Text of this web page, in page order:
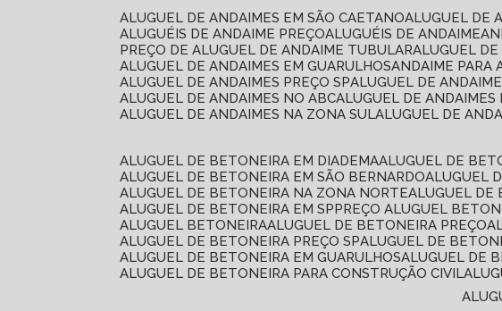
ALUGUEL DE ANDAIMES EM SÃO CAETANO ALUGUEL
ALUGUÉIS DE ANDAIME PREÇO ALUGUÉIS DE ANDAIME
PREÇO DE ALUGUEL DE ANDAIME TUBULAR ALUGUEL
ALUGUEL DE ANDAIMES EM GUARULHOS ANDAIME PARA
ALUGUEL DE ANDAIMES PREÇO SP ALUGUEL DE
ALUGUEL DE ANDAIMES NO ABC ALUGUEL DE
ALUGUEL DE ANDAIMES NA ZONA SUL ALUGUEL DE
ALUGUEL DE BETONEIRA EM DIADEMA ALUGUEL DE
ALUGUEL DE BETONEIRA EM SÃO BERNARDO ALUGUEL
ALUGUEL DE BETONEIRA NA ZONA NORTE ALUGUEL
ALUGUEL DE BETONEIRA EM SP
PREÇO ALUGUEL
ALUGUEL BETONEIRA ALUGUEL DE BETONEIRA PREÇO
ALUGUEL DE BETONEIRA PREÇO SP ALUGUEL DE
ALUGUEL DE BETONEIRA EM GUARULHOS ALUGUEL DE
ALUGUEL DE BETONEIRA PARA CONSTRUÇÃO CIVIL